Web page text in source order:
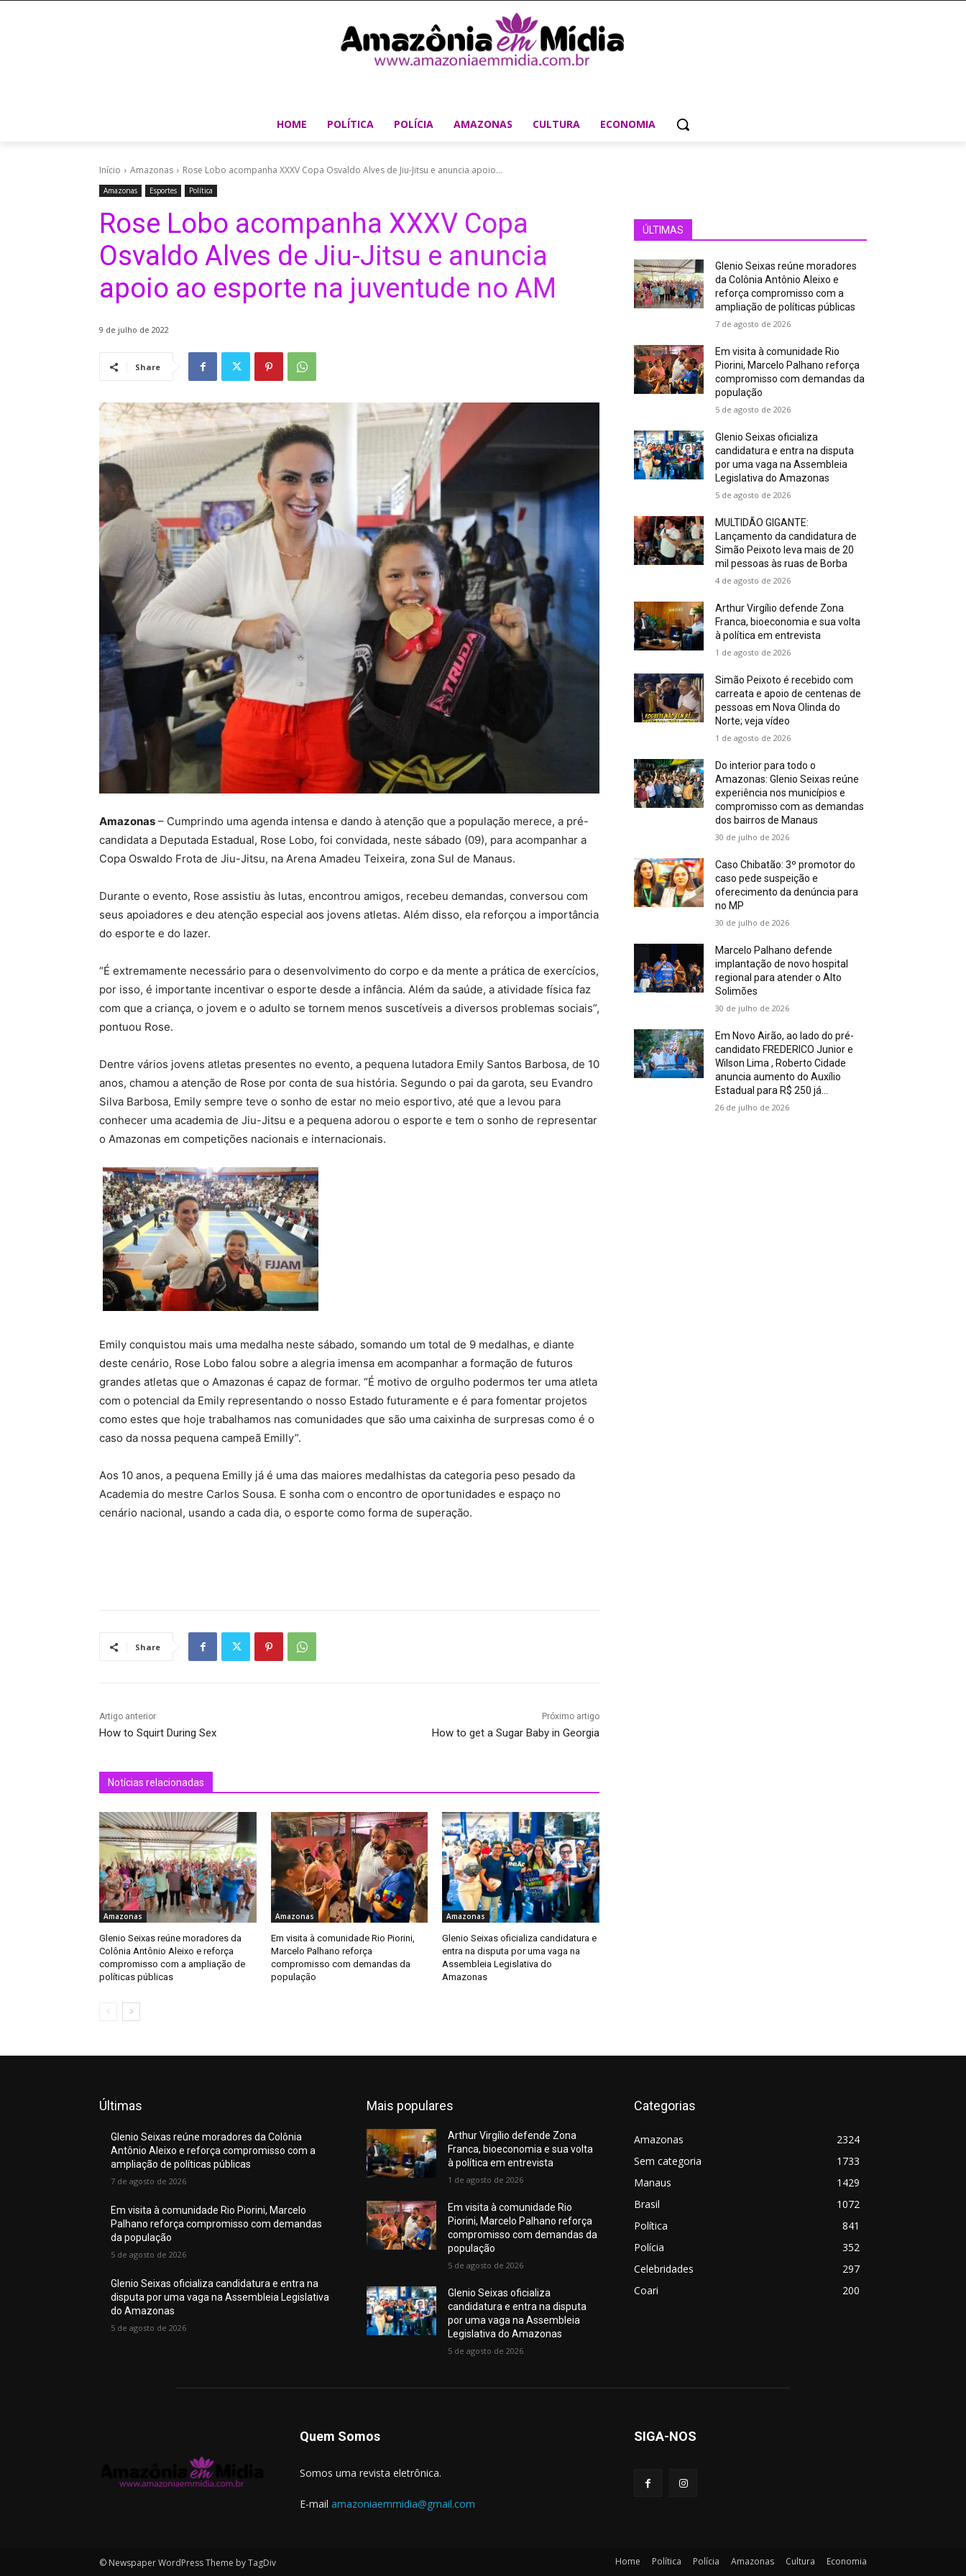
HOME POLÍTICA POLÍCIA AMAZONAS CULTURA ECONOMIA
Início Amazonas Rose Lobo acompanha XXXV Copa Osvaldo Alves de Jiu-Jitsu e anuncia apoio...
Amazonas Esportes Política
Rose Lobo acompanha XXXV Copa
Osvaldo Alves de Jiu-Jitsu e anuncia
apoio ao esporte na juventude no AM
9 de julho de 2022
Share
Amazonas – Cumprindo uma agenda intensa e dando à atenção que a população merece, a pré-
candidata a Deputada Estadual, Rose Lobo, foi convidada, neste sábado (09), para acompanhar a
Copa Oswaldo Frota de Jiu-Jitsu, na Arena Amadeu Teixeira, zona Sul de Manaus.
Durante o evento, Rose assistiu às lutas, encontrou amigos, recebeu demandas, conversou com
seus apoiadores e deu atenção especial aos jovens atletas. Além disso, ela reforçou a importância
do esporte e do lazer.
“É extremamente necessário para o desenvolvimento do corpo e da mente a prática de exercícios,
por isso, é importante incentivar o esporte desde a infância. Além da saúde, a atividade física faz
com que a criança, o jovem e o adulto se tornem menos suscetíveis a diversos problemas sociais”,
pontuou Rose.
Dentre vários jovens atletas presentes no evento, a pequena lutadora Emily Santos Barbosa, de 10
anos, chamou a atenção de Rose por conta de sua história. Segundo o pai da garota, seu Evandro
Silva Barbosa, Emily sempre teve o sonho de estar no meio esportivo, até que a levou para
conhecer uma academia de Jiu-Jitsu e a pequena adorou o esporte e tem o sonho de representar
o Amazonas em competições nacionais e internacionais.
Emily conquistou mais uma medalha neste sábado, somando um total de 9 medalhas, e diante
deste cenário, Rose Lobo falou sobre a alegria imensa em acompanhar a formação de futuros
grandes atletas que o Amazonas é capaz de formar. “É motivo de orgulho podermos ter uma atleta
com o potencial da Emily representando o nosso Estado futuramente e é para fomentar projetos
como estes que hoje trabalhamos nas comunidades que são uma caixinha de surpresas como é o
caso da nossa pequena campeã Emilly”.
Aos 10 anos, a pequena Emilly já é uma das maiores medalhistas da categoria peso pesado da
Academia do mestre Carlos Sousa. E sonha com o encontro de oportunidades e espaço no
cenário nacional, usando a cada dia, o esporte como forma de superação.
Share
Artigo anterior
How to Squirt During Sex
Próximo artigo
How to get a Sugar Baby in Georgia
Notícias relacionadas
Amazonas
Glenio Seixas reúne moradores da
Colônia Antônio Aleixo e reforça
compromisso com a ampliação de
políticas públicas
Amazonas
Em visita à comunidade Rio Piorini,
Marcelo Palhano reforça
compromisso com demandas da
população
Amazonas
Glenio Seixas oficializa candidatura e
entra na disputa por uma vaga na
Assembleia Legislativa do
Amazonas
ÚLTIMAS
Glenio Seixas reúne moradores
da Colônia Antônio Aleixo e
reforça compromisso com a
ampliação de políticas públicas
7 de agosto de 2026
Em visita à comunidade Rio
Piorini, Marcelo Palhano reforça
compromisso com demandas da
população
5 de agosto de 2026
Glenio Seixas oficializa
candidatura e entra na disputa
por uma vaga na Assembleia
Legislativa do Amazonas
5 de agosto de 2026
MULTIDÃO GIGANTE:
Lançamento da candidatura de
Simão Peixoto leva mais de 20
mil pessoas às ruas de Borba
4 de agosto de 2026
Arthur Virgílio defende Zona
Franca, bioeconomia e sua volta
à política em entrevista
1 de agosto de 2026
Simão Peixoto é recebido com
carreata e apoio de centenas de
pessoas em Nova Olinda do
Norte; veja vídeo
1 de agosto de 2026
Do interior para todo o
Amazonas: Glenio Seixas reúne
experiência nos municípios e
compromisso com as demandas
dos bairros de Manaus
30 de julho de 2026
Caso Chibatão: 3º promotor do
caso pede suspeição e
oferecimento da denúncia para
no MP
30 de julho de 2026
Marcelo Palhano defende
implantação de novo hospital
regional para atender o Alto
Solimões
30 de julho de 2026
Em Novo Airão, ao lado do pré-
candidato FREDERICO Junior e
Wilson Lima , Roberto Cidade
anuncia aumento do Auxílio
Estadual para R$ 250 já...
26 de julho de 2026
Últimas
Glenio Seixas reúne moradores da Colônia
Antônio Aleixo e reforça compromisso com a
ampliação de políticas públicas
7 de agosto de 2026
Em visita à comunidade Rio Piorini, Marcelo
Palhano reforça compromisso com demandas
da população
5 de agosto de 2026
Glenio Seixas oficializa candidatura e entra na
disputa por uma vaga na Assembleia Legislativa
do Amazonas
5 de agosto de 2026
Mais populares
Arthur Virgílio defende Zona
Franca, bioeconomia e sua volta
à política em entrevista
1 de agosto de 2026
Em visita à comunidade Rio
Piorini, Marcelo Palhano reforça
compromisso com demandas da
população
5 de agosto de 2026
Glenio Seixas oficializa
candidatura e entra na disputa
por uma vaga na Assembleia
Legislativa do Amazonas
5 de agosto de 2026
Categorias
Amazonas
2324
Sem categoria
1733
Manaus
1429
Brasil
1072
Política
841
Polícia
352
Celebridades
297
Coari
200
Quem Somos
Somos uma revista eletrônica.
E-mail amazoniaemmidia@gmail.com
SIGA-NOS
© Newspaper WordPress Theme by TagDiv Home Política Polícia Amazonas Cultura Economia